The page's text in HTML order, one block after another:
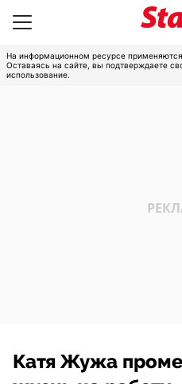
На информационном ресурсе
Оставаясь на сайте, вы подтверждаете
использование.
Катя Жужа